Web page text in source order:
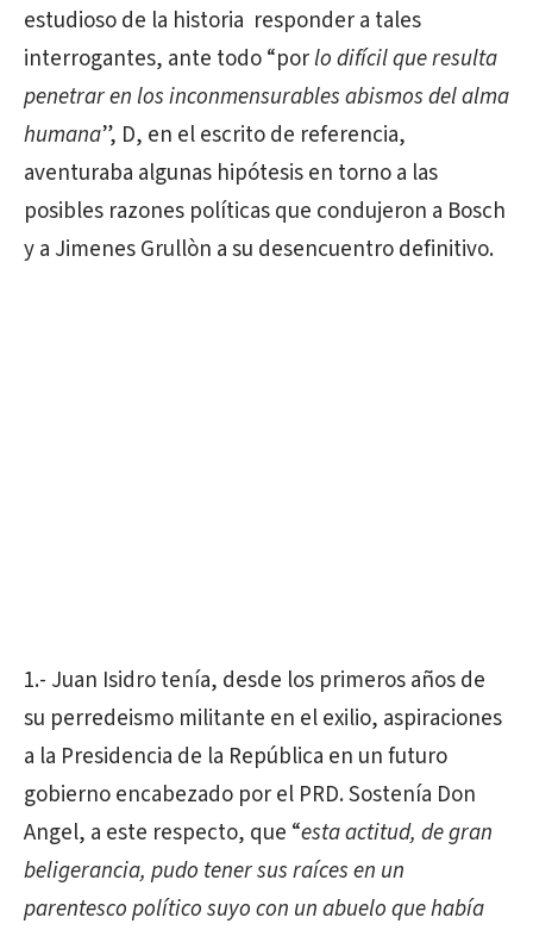
estudioso de la historia responder a tales
interrogantes, ante todo “porlo difícil que resulta
penetrar en los inconmensurables abismos del alma
humana”, D, en el escrito de referencia,
aventuraba algunas hipótesis en torno a las
posibles razones políticas que condujeron a Bosch
y a Jimenes Grullòn a su desencuentro definitivo.
1.- Juan Isidro tenía, desde los primeros años de
su perredeismo militante en el exilio, aspiraciones
a la Presidencia de la República en un futuro
gobierno encabezado por el PRD. Sostenía Don
Angel, a este respecto, que “esta actitud, de gran
beligerancia, pudo tener sus raíces en un
parentesco político suyo con un abuelo que había